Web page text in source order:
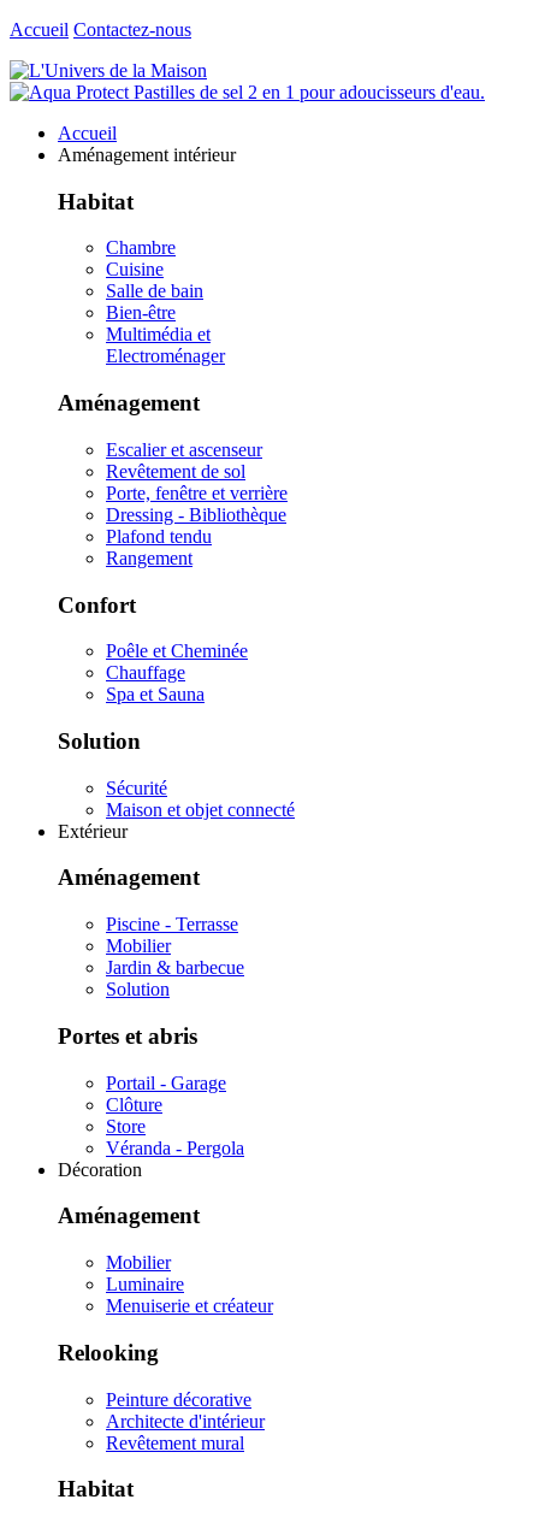
Accueil Contactez-nous
Accueil
Aménagement intérieur
Habitat
Chambre
Cuisine
Salle de bain
Bien-être
Multimédia et
Electroménager
Aménagement
Escalier et ascenseur
Revêtement de sol
Porte, fenêtre et verrière
Dressing - Bibliothèque
Plafond tendu
Rangement
Confort
Poêle et Cheminée
Chauffage
Spa et Sauna
Solution
Sécurité
Maison et objet connecté
Extérieur
Aménagement
Piscine - Terrasse
Mobilier
Jardin & barbecue
Solution
Portes et abris
Portail - Garage
Clôture
Store
Véranda - Pergola
Décoration
Aménagement
Mobilier
Luminaire
Menuiserie et créateur
Relooking
Peinture décorative
Architecte d'intérieur
Revêtement mural
Habitat